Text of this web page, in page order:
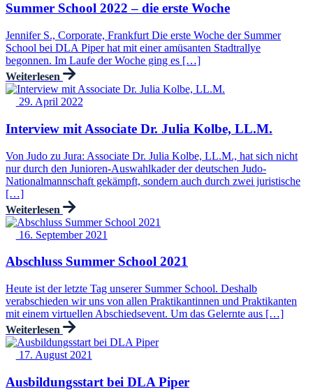
Summer School 2022 – die erste Woche
Jennifer S., Corporate, Frankfurt Die erste Woche der Summer
School bei DLA Piper hat mit einer amüsanten Stadtrallye
begonnen. Im Laufe der Woche ging es […]
Weiterlesen
29. April 2022
Interview mit Associate Dr. Julia Kolbe, LL.M.
Von Judo zu Jura: Associate Dr. Julia Kolbe, LL.M., hat sich nicht
nur durch den Junioren-Auswahlkader der deutschen Judo-
Nationalmannschaft gekämpft, sondern auch durch zwei juristische
[…]
Weiterlesen
16. September 2021
Abschluss Summer School 2021
Heute ist der letzte Tag unserer Summer School. Deshalb
verabschieden wir uns von allen Praktikantinnen und Praktikanten
mit einem virtuellen Abschiedsevent. Um das Gelernte aus […]
Weiterlesen
17. August 2021
Ausbildungsstart bei DLA Piper